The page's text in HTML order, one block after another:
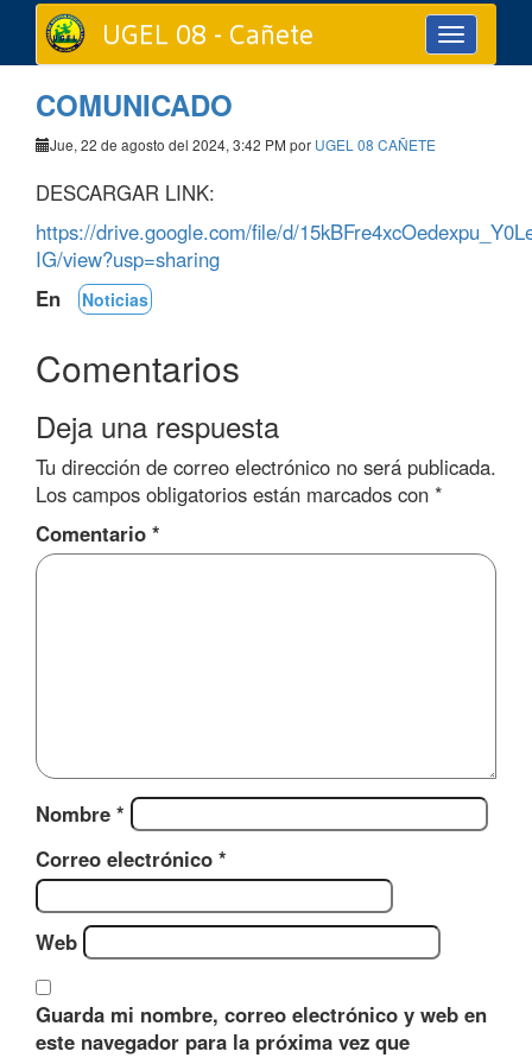
Toggle
navigation
UGEL 08 - Cañete
COMUNICADO
Jue, 22 de agosto del 2024, 3:42 PM por UGEL 08 CAÑETE
DESCARGAR LINK:
https://drive.google.com/file/d/
IG/view?usp=sharing
En
Noticias
Comentarios
Deja una respuesta
Tu dirección de correo electrónico no será publicada.
Los campos obligatorios están marcados con *
Comentario *
Nombre *
Correo electrónico *
Web
Guarda mi nombre, correo electrónico y web en
este navegador para la próxima vez que